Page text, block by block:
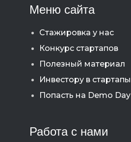
Меню сайта
Стажировка у нас
Конкурс стартапов
Полезный материал
Инвестору в стартапы
Попасть на Demo Day
Работа с нами